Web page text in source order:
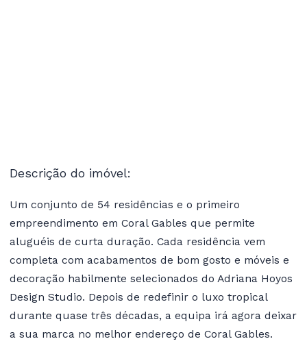
Descrição do imóvel:
Um conjunto de 54 residências e o primeiro
empreendimento em Coral Gables que permite
aluguéis de curta duração. Cada residência vem
completa com acabamentos de bom gosto e móveis e
decoração habilmente selecionados do Adriana Hoyos
Design Studio. Depois de redefinir o luxo tropical
durante quase três décadas, a equipa irá agora deixar
a sua marca no melhor endereço de Coral Gables.